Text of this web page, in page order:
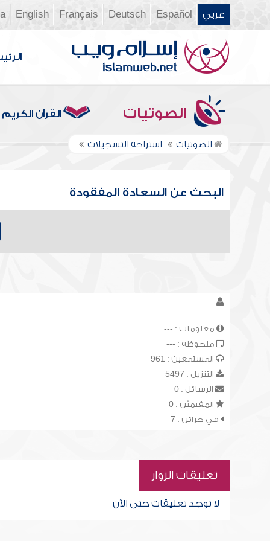
عربي Español
Deutsch
Français
English
الصوتيات القرآن الكريم
الصوتيات استراحة التسجيلات
البحث عن السعادة المفقودة
معلومات : ---
ملحوظة : ---
المستمعين : 961
التنزيل : 5497
الرسائل : 0
المقيميّن : 0
في خزائن : 7
تعليقات الزوار
لا توجد تعليقات حتى الآن